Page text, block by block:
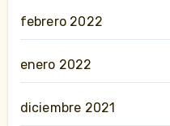
febrero 2022
enero 2022
diciembre 2021